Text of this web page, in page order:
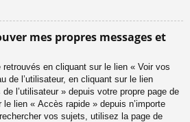
mes propres messages et
en cliquant sur le lien « Voir vos
de l’utilisateur, en cliquant sur le lien
l’utilisateur » depuis votre propre page de
lien « Accès rapide » depuis n’importe
vos sujets, utilisez la page de